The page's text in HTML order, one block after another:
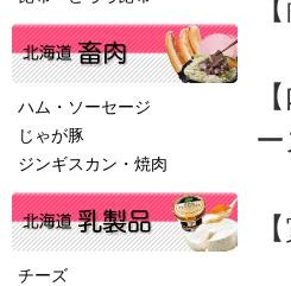
ハム・ソーセージ
じゃが豚
ジンギスカン・焼肉
チーズ